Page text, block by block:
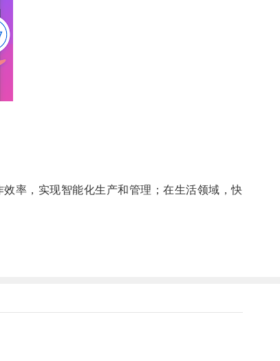
率，实现智能化生产和管理；在生活领域，快